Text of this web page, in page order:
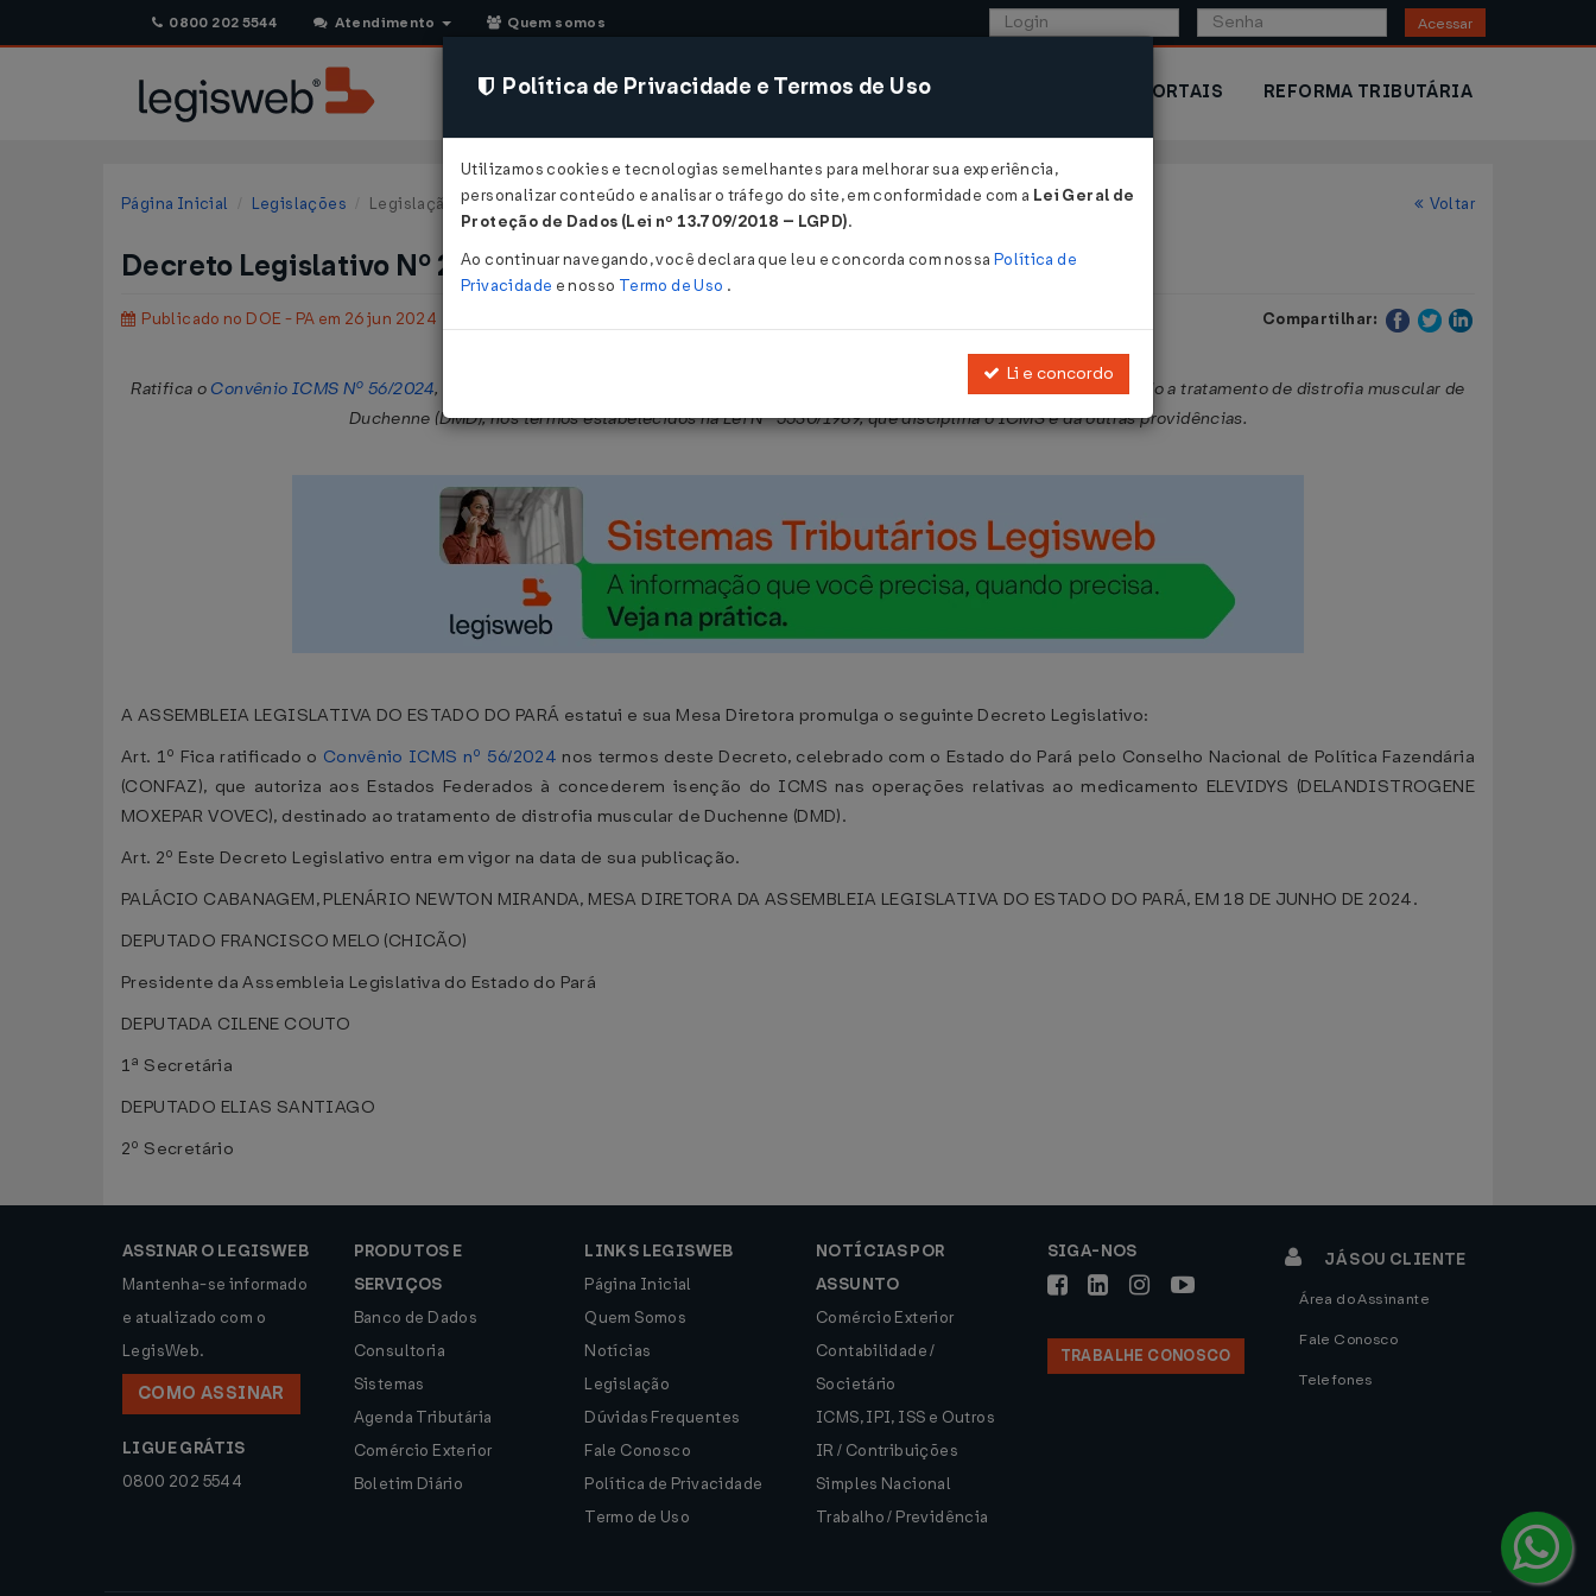
0800 202 5544 Atendimento Quem somos Acessar
CONSULTORIA SISTEMAS COMÉRCIO EXTERIOR PORTAIS REFORMA TRIBUTÁRIA
Página Inicial Legislações Legislação Estadual - Pará Voltar
Decreto Legislativo Nº 22 DE 18/06/2024
Publicado no DOE - PA em 26 jun 2024 Compartilhar:
Ratifica o Convênio ICMS Nº 56/2024, que autoriza a concessão de isenção do ICMS nas operações com medicamento destinado a tratamento de distrofia muscular de
Duchenne (DMD), nos termos estabelecidos na Lei Nº 5530/1989, que disciplina o ICMS e dá outras providências.
A ASSEMBLEIA LEGISLATIVA DO ESTADO DO PARÁ estatui e sua Mesa Diretora promulga o seguinte Decreto Legislativo:
Art. 1º Fica ratificado o Convênio ICMS nº 56/2024 nos termos deste Decreto, celebrado com o Estado do Pará pelo Conselho Nacional de Política Fazendária
(CONFAZ), que autoriza aos Estados Federados à concederem isenção do ICMS nas operações relativas ao medicamento ELEVIDYS (DELANDISTROGENE
MOXEPAR VOVEC), destinado ao tratamento de distrofia muscular de Duchenne (DMD).
Art. 2º Este Decreto Legislativo entra em vigor na data de sua publicação.
PALÁCIO CABANAGEM, PLENÁRIO NEWTON MIRANDA, MESA DIRETORA DA ASSEMBLEIA LEGISLATIVA DO ESTADO DO PARÁ, EM 18 DE JUNHO DE 2024.
DEPUTADO FRANCISCO MELO (CHICÃO)
Presidente da Assembleia Legislativa do Estado do Pará
DEPUTADA CILENE COUTO
1ª Secretária
DEPUTADO ELIAS SANTIAGO
2º Secretário
ASSINAR O LEGISWEB
Mantenha-se informado
e atualizado com o
LegisWeb.
COMO ASSINAR
LIGUE GRÁTIS
0800 202 5544
PRODUTOS E
SERVIÇOS
Banco de Dados
Consultoria
Sistemas
Agenda Tributária
Comércio Exterior
Boletim Diário
LINKS LEGISWEB
Página Inicial
Quem Somos
Notícias
Legislação
Dúvidas Frequentes
Fale Conosco
Política de Privacidade
Termo de Uso
NOTÍCIAS POR
ASSUNTO
Comércio Exterior
Contabilidade /
Societário
ICMS, IPI, ISS e Outros
IR / Contribuições
Simples Nacional
Trabalho / Previdência
SIGA-NOS
TRABALHE CONOSCO
JÁ SOU CLIENTE
Área do Assinante
Fale Conosco
Telefones
Política de Privacidade e Termos de Uso
Utilizamos cookies e tecnologias semelhantes para melhorar sua experiência,
personalizar conteúdo e analisar o tráfego do site, em conformidade com a Lei Geral de
Proteção de Dados (Lei nº 13.709/2018 – LGPD).
Ao continuar navegando, você declara que leu e concorda com nossa Política de
Privacidade e nosso Termo de Uso .
Li e concordo